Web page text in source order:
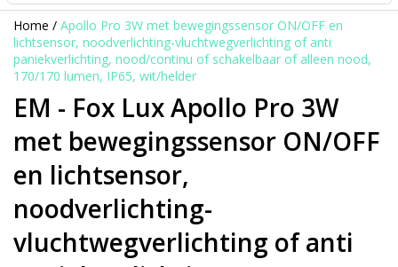
Home / Apollo Pro 3W met bewegingssensor ON/OFF en
lichtsensor, noodverlichting-vluchtwegverlichting of anti
paniekverlichting, nood/continu of schakelbaar of alleen nood,
170/170 lumen, IP65, wit/helder
EM - Fox Lux Apollo Pro 3W
met bewegingssensor ON/OFF
en lichtsensor,
noodverlichting-
vluchtwegverlichting of anti